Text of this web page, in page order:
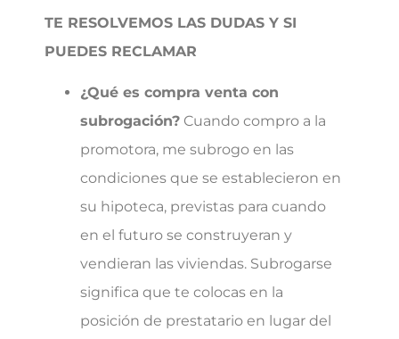
TE RESOLVEMOS LAS DUDAS Y SI
PUEDES RECLAMAR
¿Qué es compra venta con
subrogación? Cuando compro a la
promotora, me subrogo en las
condiciones que se establecieron en
su hipoteca, previstas para cuando
en el futuro se construyeran y
vendieran las viviendas. Subrogarse
significa que te colocas en la
posición de prestatario en lugar del